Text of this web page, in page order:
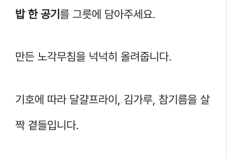
밥 한 공기 를 그릇에 담아주세요.
만든 노각무침을 넉넉히 올려줍니다.
기호에 따라 달걀프라이, 김가루, 참기름을 살
짝 곁들입니다.